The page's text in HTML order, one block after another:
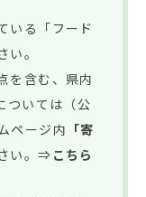
いる「フード
。
を含む、県内
ついては（公
ページ内 「寄
い。⇒ こちら